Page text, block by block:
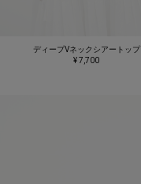
ディープVネックシアートップ
¥ 7,700